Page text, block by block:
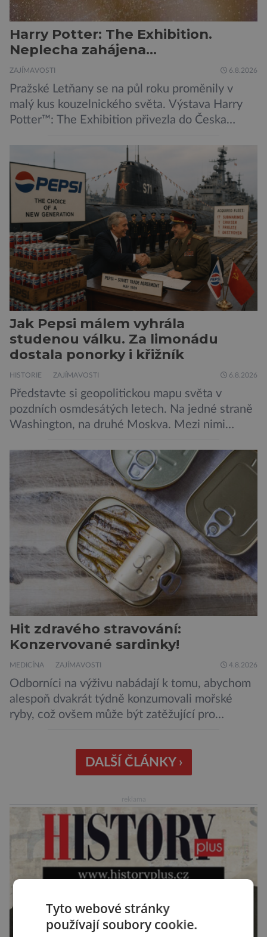
Harry Potter: The Exhibition.
Neplecha zahájena…
ZAJÍMAVOSTI 6.8.2026
Pražské Letňany se na půl roku proměnily v
malý kus kouzelnického světa. Výstava Harry
Potter™: The Exhibition přivezla do Česka
Bradavice, Hagridovu chýši i učebny, ve
kterých si můžete zkusit kouzla na vlastní kůži.
Nechte tedy mudlovské starosti přede dveřmi.
Neplecha byla zahájena. Dopis z Bradavic
možná stále nepřišel, ale […]
Jak Pepsi málem vyhrála
studenou válku. Za limonádu
dostala ponorky i křižník
HISTORIE ZAJÍMAVOSTI 6.8.2026
Představte si geopolitickou mapu světa v
pozdních osmdesátých letech. Na jedné straně
Washington, na druhé Moskva. Mezi nimi
padesátkrát dokola, železná opona a miliony
vojáků v permanentní pohotovosti. A pak je tu
Donald Kendall, generální ředitel společnosti
PepsiCo, který se v květnu roku 1989 stává
admirálem flotily, jež čítá sedmnáct […]
Hit zdravého stravování:
Konzervované sardinky!
MEDICÍNA ZAJÍMAVOSTI 4.8.2026
Odborníci na výživu nabádají k tomu, abychom
alespoň dvakrát týdně konzumovali mořské
ryby, což ovšem může být zatěžující pro
sardinky, které si může dovolit opravdu každý
„Místo toho, aby poskytovaly izolované
potravinou,“ říká nutriční specialista Colin
Robertson a zdůrazňuje […]
DALŠÍ ČLÁNKY ›
Tyto webové stránky
používají soubory cookie.